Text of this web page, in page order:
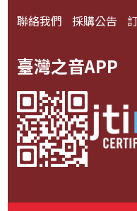
聯絡我們 採購公告
臺灣之音APP